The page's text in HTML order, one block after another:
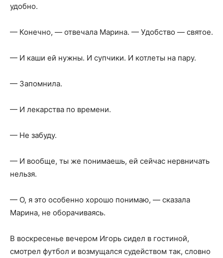
удобно.
— Конечно, — отвечала Марина. — Удобство — святое.
— И каши ей нужны. И супчики. И котлеты на пару.
— Запомнила.
— И лекарства по времени.
— Не забуду.
— И вообще, ты же понимаешь, ей сейчас нервничать
нельзя.
— О, я это особенно хорошо понимаю, — сказала
Марина, не оборачиваясь.
В воскресенье вечером Игорь сидел в гостиной,
смотрел футбол и возмущался судейством так, словно